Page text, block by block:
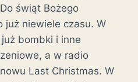
świąt Bożego
już niewiele czasu. W
bombki i inne
a w radio
Last Christmas. W